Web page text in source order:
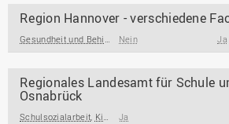
Region Hannover - verschiedene
Gesundheit und Behinderung , Kinder
Nein Ja
Regionales Landesamt für Schule
Osnabrück
Schulsozialarbeit, Kinder und Familie / Jugendarbeit / Jugendsozialarbeit Ja